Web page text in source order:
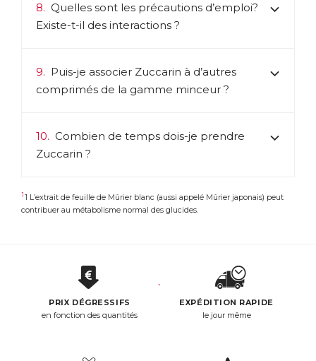
8. Quelles sont les précautions d’emploi?
Existe-t-il des interactions ?
9. Puis-je associer Zuccarin à d’autres
comprimés de la gamme minceur ?
10. Combien de temps dois-je prendre
Zuccarin ?
1 1 L’extrait de feuille de Mûrier blanc (aussi appelé Mûrier japonais) peut
contribuer au métabolisme normal des glucides.
PRIX DÉGRESSIFS
en fonction des quantités
EXPÉDITION RAPIDE
le jour même